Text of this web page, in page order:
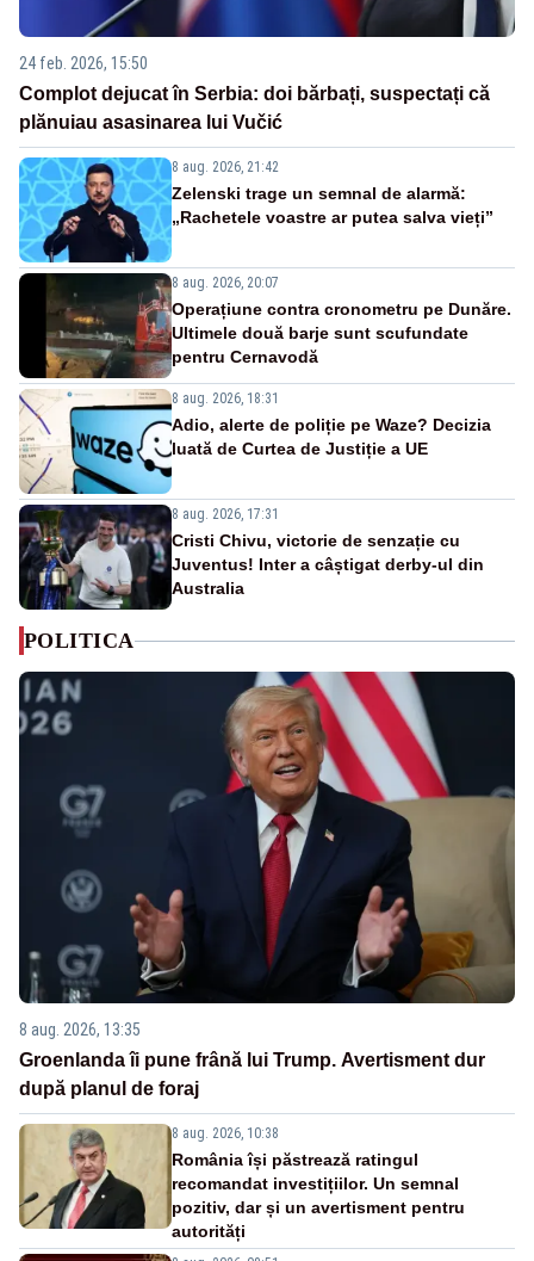
24 feb. 2026, 15:50
Complot dejucat în Serbia: doi bărbați, suspectați că
plănuiau asasinarea lui Vučić
8 aug. 2026, 21:42
Zelenski trage un semnal de alarmă:
„Rachetele voastre ar putea salva vieți”
8 aug. 2026, 20:07
Operațiune contra cronometru pe Dunăre.
Ultimele două barje sunt scufundate
pentru Cernavodă
8 aug. 2026, 18:31
Adio, alerte de poliție pe Waze? Decizia
luată de Curtea de Justiție a UE
8 aug. 2026, 17:31
Cristi Chivu, victorie de senzație cu
Juventus! Inter a câștigat derby-ul din
Australia
POLITICA
8 aug. 2026, 13:35
Groenlanda îi pune frână lui Trump. Avertisment dur
după planul de foraj
8 aug. 2026, 10:38
România își păstrează ratingul
recomandat investițiilor. Un semnal
pozitiv, dar și un avertisment pentru
autorități